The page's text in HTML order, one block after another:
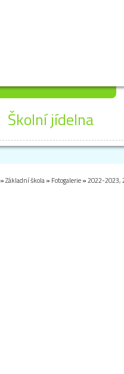
Školní jídelna
»Základní škola» Fotogalerie»2022-2023,